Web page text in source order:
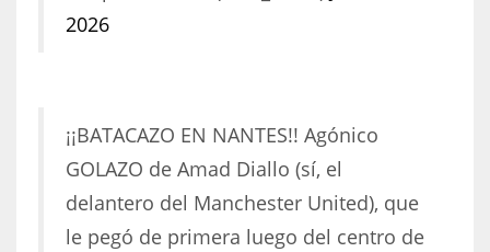
2026
¡¡BATACAZO EN NANTES!! Agónico
GOLAZO de Amad Diallo (sí, el
delantero del Manchester United), que
le pegó de primera luego del centro de